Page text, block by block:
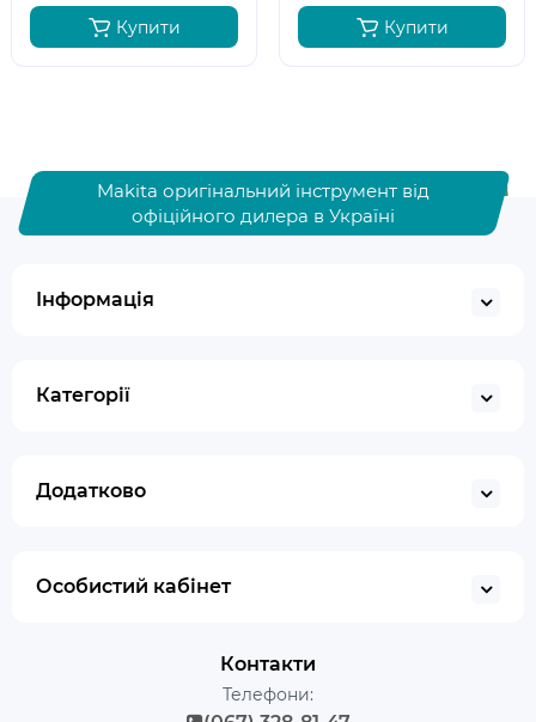
Купити Купити
Makita оригінальний інструмент від
офіційного дилера в Україні
Інформація
Категорії
Додатково
Особистий кабінет
Контакти
Телефони: